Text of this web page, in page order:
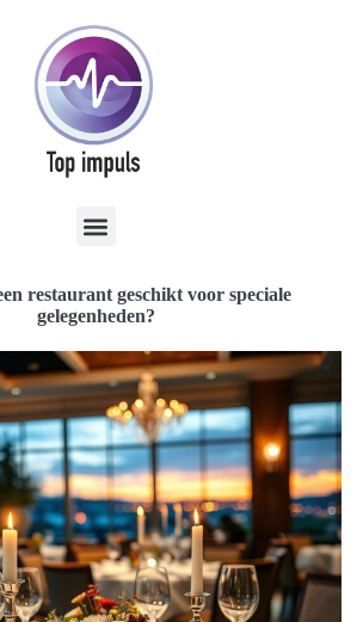
restaurant geschikt voor speciale
gelegenheden?